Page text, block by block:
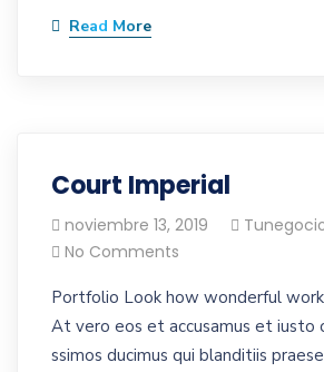
Read More
Court Imperial
noviembre 13, 2019
No Comments
Portfolio Look how wonderful
At vero eos et accusamus et iusto
ssimos ducimus qui blanditiis